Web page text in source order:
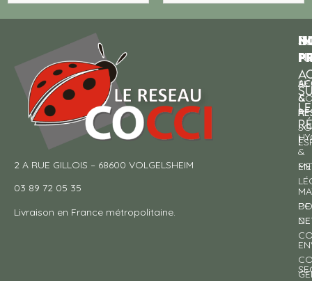
2 A RUE GILLOIS – 68600 VOLGELSHEIM
03 89 72 05 35
Livraison en France métropolitaine.
&
&
DE
SE
À
DE
!